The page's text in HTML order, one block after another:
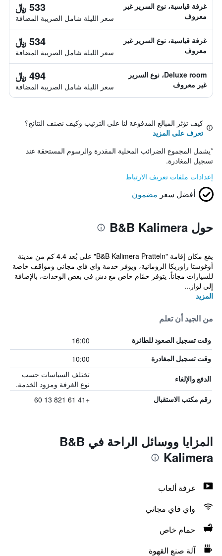
غرفة قياسية، نوع السرير غير
معروف
533 ﷼
سعر الليلة شامل الصريبة المضافة
غرفة قياسية، نوع السرير غير
معروف
534 ﷼
سعر الليلة شامل الصريبة المضافة
Deluxe room، نوع السرير
غير معروف
494 ﷼
سعر الليلة شامل الصريبة المضافة
كيف تؤثر المبالغ المدفوعة لنا على الترتيب وكيف نصنف النتائج؟
تعرف على المزيد
*يشمل المجموع الضرائب المحلية المقدرة والرسوم المستحقة عند
تسجيل المغادرة.
إعدادات ملفات تعريف الارتباط
أفضل سعر مضمون
حول B&B Kalimera
يقع مكان إقامة "B&B Kalimera Pratteln" على بُعد 4.4 كم من مدينة
أوغوستا راوريكا الرومانية، ويوفر خدمة واي فاي مجاني ومواقف خاصة
للسيارات مجاناً. يتوفر حمّام خاص مع دش في بعض الوحدات، بالإضافة
إلى لواز...
المزيد
من الجيد أن تعلم
وقت تسجيل الصعود للطائرة 16:00
وقت تسجيل المغادرة 10:00
الدفع والإلغاء
تختلف السياسات حسب
نوع الغرفة ومزود الخدمة.
رقم مكتب الاستقبال +41 61 821 13 60
المزايا ووسائل الراحة في B&B
Kalimera
غرفة ألعاب
واي فاي مجاني
حمام خاص
آلة صنع القهوة